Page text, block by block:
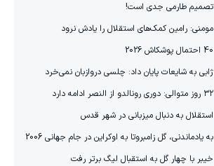
تصمیم طارمی جدی است!
مومنی: رامین کمک‌های استقلال را یادش نرود
40 احتمال پوشکاش 2026
ژابی به شایعات پایان داد: چلسی دروازبان نمی‌خرد
۳۲ روز متوالی: دوری رونالدو از النصر ادامه دارد
استقلال به دنبال میزبانی در شهر قدس
به یادماندنی، گل زامبروتا به اوکراین در جام جهانی 2006
خیبر با چهار گل به استقبال لیگ برتر رفت